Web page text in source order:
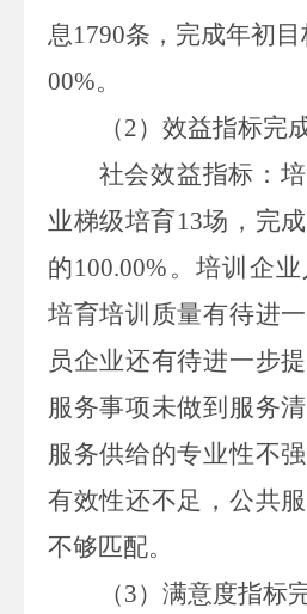
息1790条， 完成年初目
00%。
（2） 效益指标完
社会效益指标：
业梯级培育13场 ， 完
的100.00% 。培训企
培育培训质量有待进一
员企业还有待进一步
服务事项未做到服务
服务供给的专业性不
有效性还不足，公共
不够匹配。
（3） 满意度指标